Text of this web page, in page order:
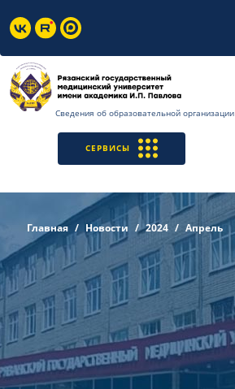
Сведения об образовательной организации
СЕРВИСЫ
Главная Новости 2024 Апрель